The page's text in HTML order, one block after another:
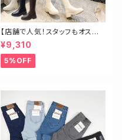
【店舗で人気！スタッフもオスス
メ】ゴールド金具ロングブーツ
¥9,310
5%OFF